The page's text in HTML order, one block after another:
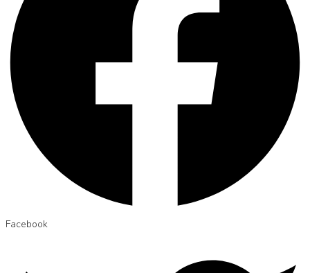
Facebook